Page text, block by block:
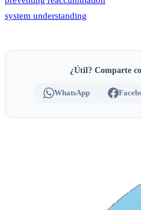
system understanding
¿Útil? Comparte
WhatsApp